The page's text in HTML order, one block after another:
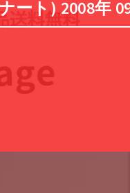
ート) 2008年